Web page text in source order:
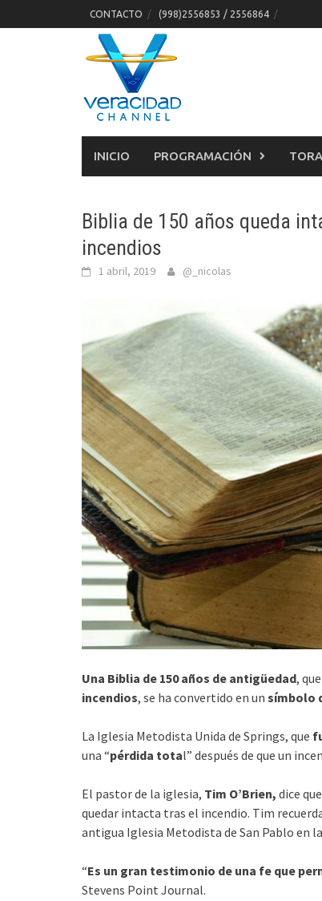
to
CONTACTO (998)2556853 / 2556864
INICIO PROGRAMACIÓN
Biblia de 150 años queda
incendios
1 abril, 2019 @_nicolas
Una Biblia de 150 años de antigüedad,
incendios, se ha convertido en un símbolo
La Iglesia Metodista Unida de Springs, que
una “pérdida total” después de que un
El pastor de la iglesia, Tim O’Brien, dice
quedar intacta tras el incendio. Tim
antigua Iglesia Metodista de San Pablo en
“Es un gran testimonio de una fe que
Stevens Point Journal.